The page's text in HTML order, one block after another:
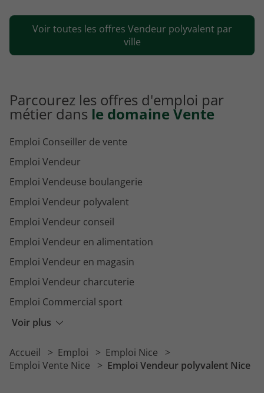
Emploi Vendeur polyvalent Nantes
Emploi Vendeur polyvalent Serris
Voir toutes les offres Vendeur polyvalent par
ville
Parcourez les offres d'emploi par
métier dans le domaine Vente
Voir plus
Emploi Conseiller de vente
Emploi Vendeur
Emploi Vendeuse boulangerie
Emploi Vendeur polyvalent
Emploi Vendeur conseil
Emploi Vendeur en alimentation
Emploi Vendeur en magasin
Emploi Vendeur charcuterie
Emploi Commercial sport
Emploi Conseillère vendeuse
Emploi Boucher vendeur
Accueil Emploi
Emploi Nice
Emploi Vente Nice
Emploi Vendeur polyvalent Nice